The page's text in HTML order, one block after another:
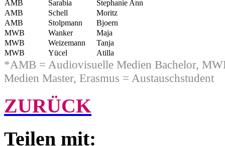
AMB
Sarabia
Stephanie Ann
AMB
Schell
Moritz
AMB
Stolpmann
Bjoern
MWB
Wanker
Maja
MWB
Weizemann
Tanja
MWB
Yücel Atilla
*AMB = Audiovisuelle Medien Bachelor,
Medien Master, Erasmus = Austauschstudent
ZURÜCK
Teilen mit: